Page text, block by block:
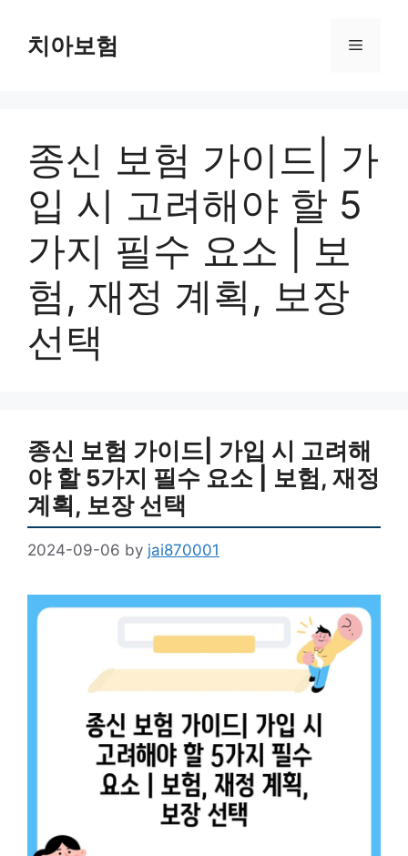
content치아보험 Menu
종신 보험 가이드| 가
입 시 고려해야 할 5
가지 필수 요소 | 보
험, 재정 계획, 보장
선택
종신 보험 가이드| 가입 시 고려해
야 할 5가지 필수 요소 | 보험, 재정
계획, 보장 선택
2024-09-06 by jai870001